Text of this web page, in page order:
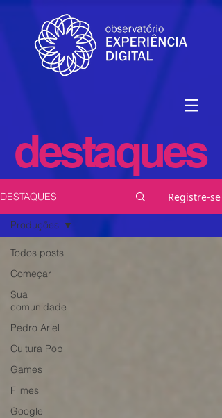
destaques
DESTAQUES Registre-se
Todos posts
Começar
Sua
comunidade
Pedro Ariel
Cultura Pop
Games
Filmes
Google
Produções